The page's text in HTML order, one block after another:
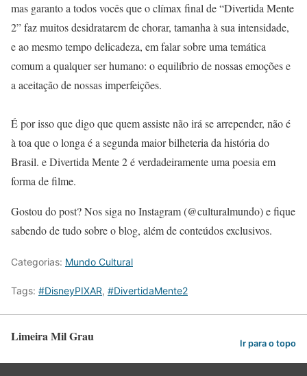
mas garanto a todos vocês que o clímax final de “Divertida Mente
2” faz muitos desidratarem de chorar, tamanha à sua intensidade,
e ao mesmo tempo delicadeza, em falar sobre uma temática
comum a qualquer ser humano: o equilíbrio de nossas emoções e
a aceitação de nossas imperfeições.
É por isso que digo que quem assiste não irá se arrepender, não é
à toa que o longa é a segunda maior bilheteria da história do
Brasil. e Divertida Mente 2 é verdadeiramente uma poesia em
forma de filme.
Gostou do post? Nos siga no Instagram (@culturalmundo) e fique
sabendo de tudo sobre o blog, além de conteúdos exclusivos.
Categorias: Mundo Cultural
Tags: #DisneyPIXAR, #DivertidaMente2
Limeira Mil Grau Ir para o topo